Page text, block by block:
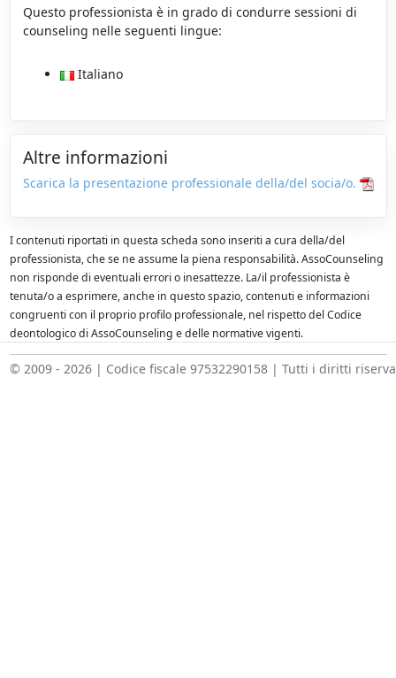
Questo professionista è in grado di condurre sessioni di
counseling nelle seguenti lingue:
Italiano
Altre informazioni
Scarica la presentazione professionale della/del socia/o.
I contenuti riportati in questa scheda sono inseriti a cura della/del
professionista, che se ne assume la piena responsabilità. AssoCounseling
non risponde di eventuali errori o inesattezze. La/il professionista è
tenuta/o a esprimere, anche in questo spazio, contenuti e informazioni
congruenti con il proprio profilo professionale, nel rispetto del Codice
deontologico di AssoCounseling e delle normative vigenti.
© 2009 - 2026 | Codice fiscale 97532290158 | Tutti i diritti